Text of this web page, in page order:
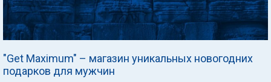
"Get Maximum" – магазин уникальных новогодних
подарков для мужчин